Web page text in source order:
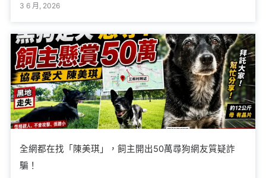
3 6 月, 2026
全網都在找「陳美琪」，飼主開出50萬尋狗網友質疑詐
騙！